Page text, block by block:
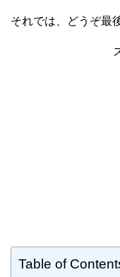
それでは、どうぞ最
Table of